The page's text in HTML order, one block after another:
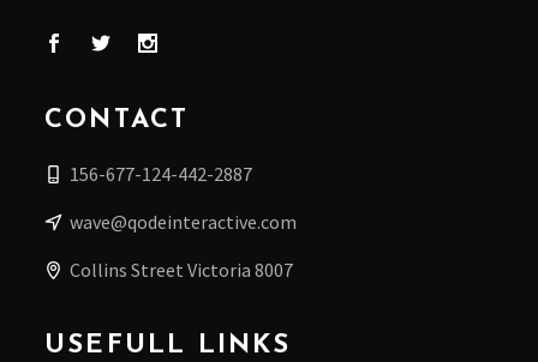
CONTACT
156-677-124-442-2887
wave@qodeinteractive.com
Collins Street Victoria 8007
USEFULL LINKS